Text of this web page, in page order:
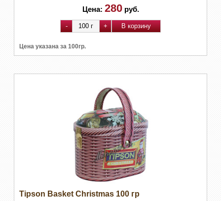
Цена: 280 руб.
Цена указана за 100гр.
Tipson Basket Christmas 100 гр